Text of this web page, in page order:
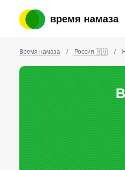
время намаза
Время намаза / Россия 🇷🇺 /